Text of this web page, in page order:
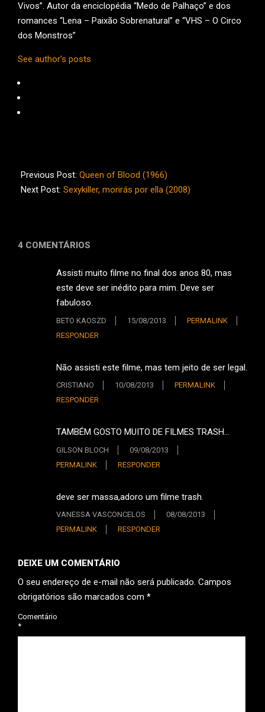
Vivos”. Autor da enciclopédia “Medo de Palhaço” e dos
romances “Lena – Paixão Sobrenatural” e “VHS – O Circo
dos Monstros”
See author's posts
08-
07
Previous Post: Queen of Blood (1966)
Next Post: Sexykiller, morirás por ella (2008)
4 COMENTÁRIOS
Assisti muito filme no final dos anos 80, mas
este deve ser inédito para mim. Deve ser
fabuloso.
BETO KAOSZD 15/08/2013
PERMALINK
RESPONDER
Não assisti este filme, mas tem jeito de ser legal.
CRISTIANO 10/08/2013
PERMALINK
RESPONDER
TAMBÉM GOSTO MUITO DE FILMES TRASH…
GILSON BLOCH
09/08/2013
PERMALINK
RESPONDER
deve ser massa,adoro um filme trash.
VANESSA VASCONCELOS
08/08/2013
PERMALINK
RESPONDER
DEIXE UM COMENTÁRIO
O seu endereço de e-mail não será publicado. Campos
obrigatórios são marcados com *
Comentário
*